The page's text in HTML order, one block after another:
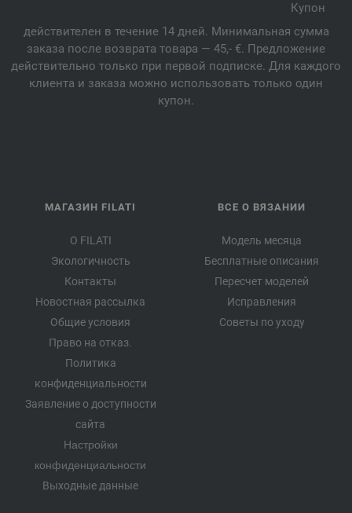
Купон
действителен в течение 14 дней. Минимальная сумма
заказа после возврата товара — 45,- €. Предложение
действительно только при первой подписке. Для каждого
клиента и заказа можно использовать только один
купон.
МАГАЗИН FILATI
О FILATI
Экологичность
Контакты
Новостная рассылка
Общие условия
Право на отказ.
Политика
конфиденциальности
Заявление о доступности
сайта
Настройки
конфиденциальности
Выходные данные
ВСЕ О ВЯЗАНИИ
Модель месяца
Бесплатные описания
Пересчет моделей
Исправления
Советы по уходу